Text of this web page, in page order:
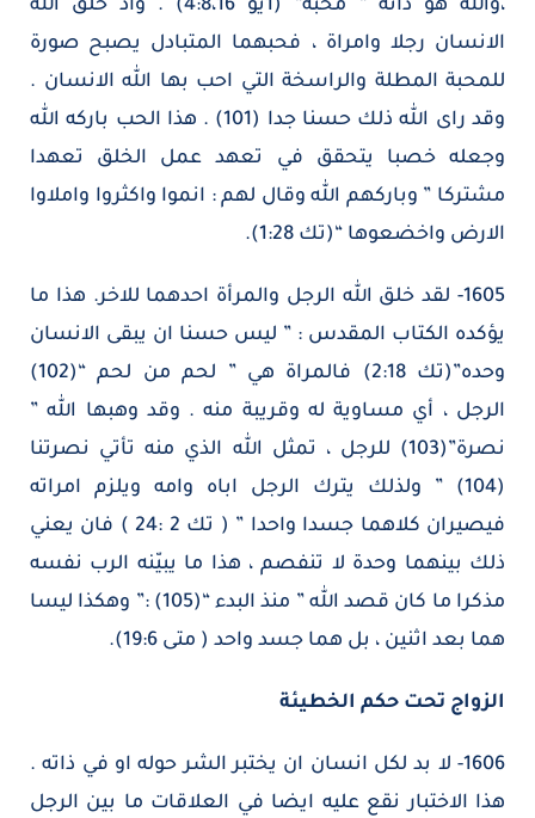
،والله هو ذاته ” محبة” (1يو 4:8،16) . واذ خلق الله
الانسان رجلا وامراة ، فحبهما المتبادل يصبح صورة
للمحبة المطلة والراسخة التي احب بها الله الانسان .
وقد راى الله ذلك حسنا جدا (101) . هذا الحب باركه الله
وجعله خصبا يتحقق في تعهد عمل الخلق تعهدا
مشتركا ” وباركهم الله وقال لهم : انموا واكثروا واملاوا
الارض واخضعوها “(تك 1:28).
1605- لقد خلق الله الرجل والمرأة احدهما للاخر. هذا ما
يؤكده الكتاب المقدس : ” ليس حسنا ان يبقى الانسان
وحده”(تك 2:18) فالمراة هي ” لحم من لحم “(102)
الرجل ، أي مساوية له وقريبة منه . وقد وهبها الله ”
نصرة”(103) للرجل ، تمثل الله الذي منه تأتي نصرتنا
(104) ” ولذلك يترك الرجل اباه وامه ويلزم امراته
فيصيران كلاهما جسدا واحدا ” ( تك 2 :24 ) فان يعني
ذلك بينهما وحدة لا تنفصم ، هذا ما يبيّنه الرب نفسه
مذكرا ما كان قصد الله ” منذ البدء “(105) :” وهكذا ليسا
هما بعد اثنين ، بل هما جسد واحد ( متى 19:6).
الزواج تحت حكم الخطيئة
1606- لا بد لكل انسان ان يختبر الشر حوله او في ذاته .
هذا الاختبار نقع عليه ايضا في العلاقات ما بين الرجل